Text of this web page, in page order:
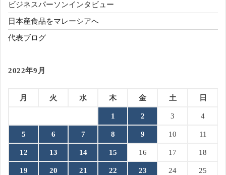
ビジネスパーソンインタビュー
日本産食品をマレーシアへ
代表ブログ
2022年9月
月 火 水 木 金 土 日
1 2 3 4
5 6 7 8 9 10 11
12 13 14 15 16 17 18
19 20 21 22 23 24 25